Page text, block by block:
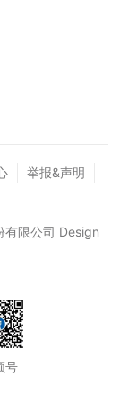
举报&声明
限公司 Design
号